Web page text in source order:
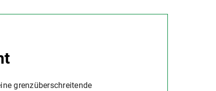
grenzüberschreitende